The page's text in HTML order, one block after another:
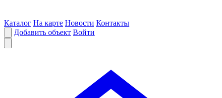
Каталог На карте Новости Контакты
Добавить объект Войти